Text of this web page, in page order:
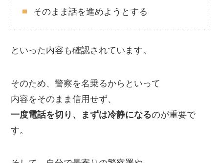
そのまま話を進めようとする
といった内容も確認されています。
そのため、警察を名乗るからといって
内容をそのまま信用せず、
一度電話を切り、まずは冷静になるのが重要で
す。